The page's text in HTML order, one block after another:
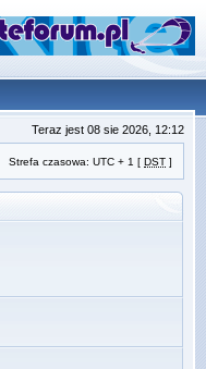
Teraz jest 08 sie 2026, 12:12
Strefa czasowa: UTC + 1 [ DST ]